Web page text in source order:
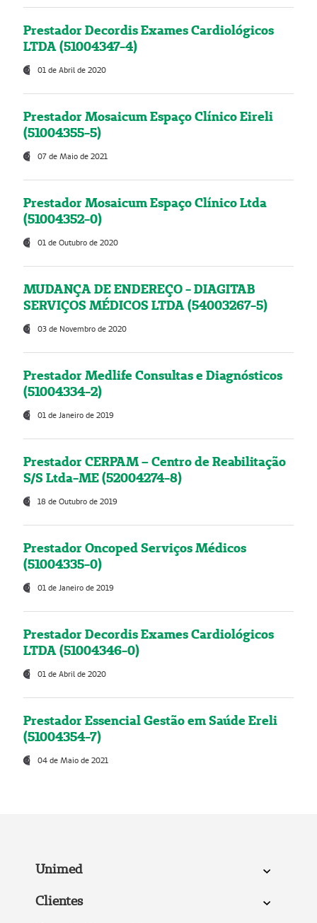
Prestador Decordis Exames Cardiológicos
LTDA (51004347-4)
01 de Abril de 2020
Prestador Mosaicum Espaço Clínico Eireli
(51004355-5)
07 de Maio de 2021
Prestador Mosaicum Espaço Clínico Ltda
(51004352-0)
01 de Outubro de 2020
MUDANÇA DE ENDEREÇO - DIAGITAB
SERVIÇOS MÉDICOS LTDA (54003267-5)
03 de Novembro de 2020
Prestador Medlife Consultas e Diagnósticos
(51004334-2)
01 de Janeiro de 2019
Prestador CERPAM – Centro de Reabilitação
S/S Ltda-ME (52004274-8)
18 de Outubro de 2019
Prestador Oncoped Serviços Médicos
(51004335-0)
01 de Janeiro de 2019
Prestador Decordis Exames Cardiológicos
LTDA (51004346-0)
01 de Abril de 2020
Prestador Essencial Gestão em Saúde Ereli
(51004354-7)
04 de Maio de 2021
Unimed
Clientes